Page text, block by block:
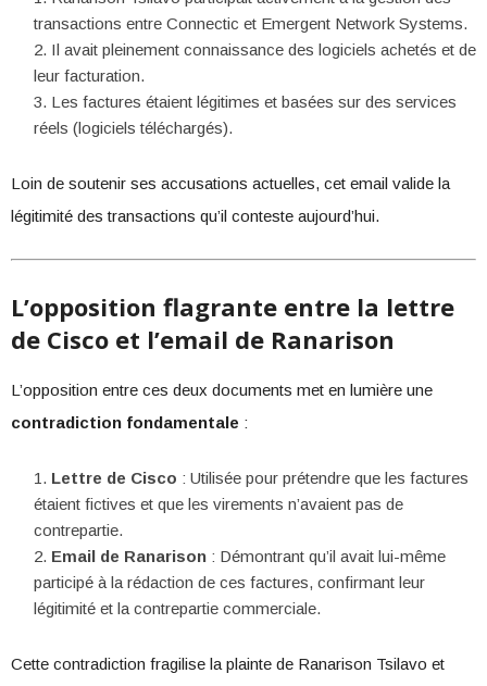
transactions entre Connectic et Emergent Network Systems.
Il avait pleinement connaissance des logiciels achetés et de
leur facturation.
Les factures étaient légitimes et basées sur des services
réels (logiciels téléchargés).
Loin de soutenir ses accusations actuelles, cet email valide la
légitimité des transactions qu’il conteste aujourd’hui.
L’opposition flagrante entre la lettre
de Cisco et l’email de Ranarison
L’opposition entre ces deux documents met en lumière une
contradiction fondamentale :
Lettre de Cisco : Utilisée pour prétendre que les factures
étaient fictives et que les virements n’avaient pas de
contrepartie.
Email de Ranarison : Démontrant qu’il avait lui-même
participé à la rédaction de ces factures, confirmant leur
légitimité et la contrepartie commerciale.
Cette contradiction fragilise la plainte de Ranarison Tsilavo et